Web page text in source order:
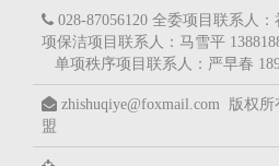
028-87056120 全委项目联系人
项保洁项目联系人：马雪平
单项秩序项目联系人：严早春
zhishuqiye@foxmail.com 版权所
盟